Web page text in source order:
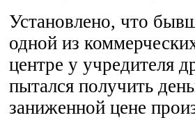
Установлено, что
одной из
центре у учредителя
пытался получить
заниженной цене